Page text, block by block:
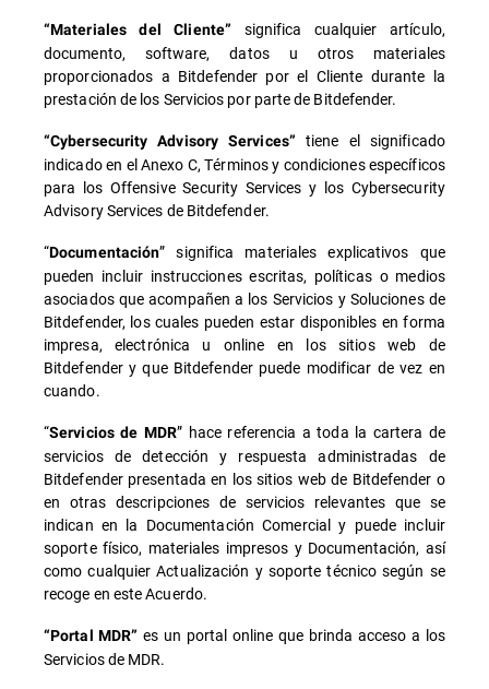
“Materiales del Cliente” significa cualquier artículo,
documento, software, datos u otros materiales
proporcionados a Bitdefender por el Cliente durante la
prestación de los Servicios por parte de Bitdefender.
“Cybersecurity Advisory Services”
tiene el significado
indicado en el Anexo C, Términos y condiciones específicos
para los Offensive Security Services y los Cybersecurity
Advisory Services de Bitdefender.
“Documentación” significa materiales explicativos que
pueden incluir instrucciones escritas, políticas o medios
asociados que acompañen a los Servicios y Soluciones de
Bitdefender, los cuales pueden estar disponibles en forma
impresa, electrónica u online en los sitios web de
Bitdefender y que Bitdefender puede modificar de vez en
cuando.
“Servicios de MDR” hace referencia a toda la cartera de
servicios de detección y respuesta administradas de
Bitdefender presentada en los sitios web de Bitdefender o
en otras descripciones de servicios relevantes que se
indican en la Documentación Comercial y puede incluir
soporte físico, materiales impresos y Documentación, así
como cualquier Actualización y soporte técnico según se
recoge en este Acuerdo.
“Portal MDR”es un portal online que brinda acceso a los
Servicios de MDR.